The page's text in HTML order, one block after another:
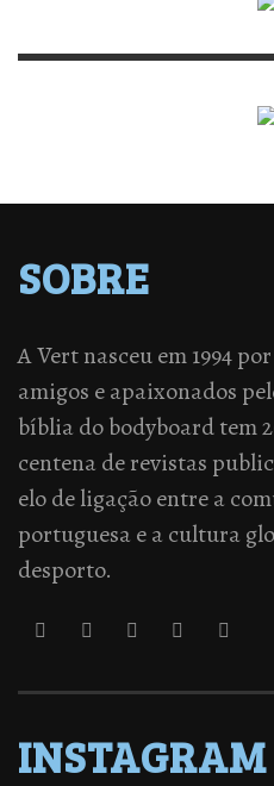
SOBRE
A Vert nasceu em 1994
amigos e apaixonados
bíblia do bodyboard tem
centena de revistas
elo de ligação entre a
portuguesa e a cultura
desporto.
INSTAGRAM